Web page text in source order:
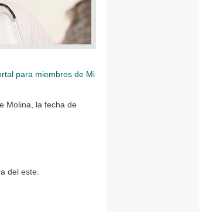
para miembros de Mi
Molina, la fecha de
del este.